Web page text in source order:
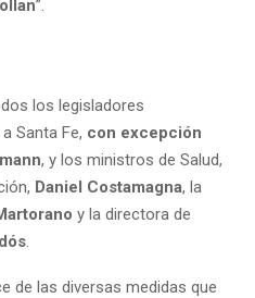
”.
los legisladores
Santa Fe, con excepción
, y los ministros de Salud,
Daniel Costamagna, la
y la directora de
de las diversas medidas que